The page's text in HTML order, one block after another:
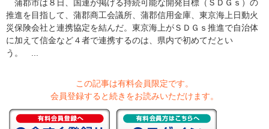
蒲郡市は８日、国連が掲げる持続可能な開発目標（ＳＤＧｓ）の
推進を目指して、蒲郡商工会議所、蒲郡信用金庫、東京海上日動火
災保険会社と連携協定を結んだ。東京海上がＳＤＧｓ推進で自治体
に加えて信金など４者で連携するのは、県内で初めてだとい
う。 ...
この記事は有料会員限定です。
会員登録すると続きをお読みいただけます。